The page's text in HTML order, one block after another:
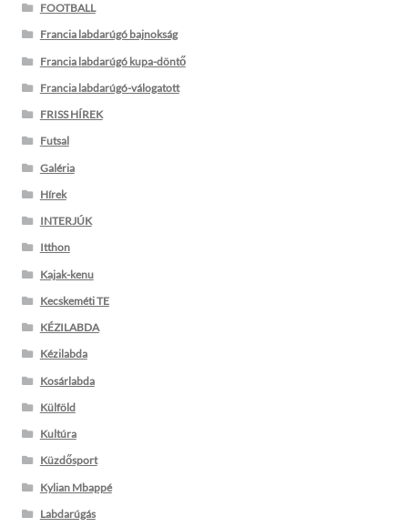
FOOTBALL
Francia labdarúgó bajnokság
Francia labdarúgó kupa-döntő
Francia labdarúgó-válogatott
FRISS HÍREK
Futsal
Galéria
Hírek
INTERJÚK
Itthon
Kajak-kenu
Kecskeméti TE
KÉZILABDA
Kézilabda
Kosárlabda
Külföld
Kultúra
Küzdősport
Kylian Mbappé
Labdarúgás